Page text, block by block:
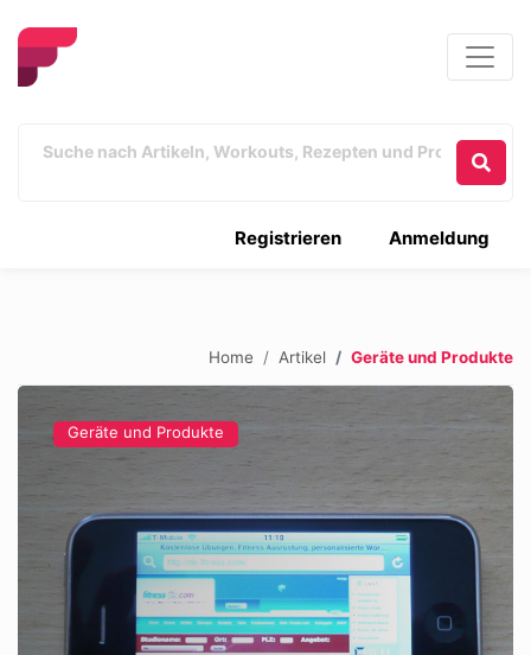
Anmeldung
Registrieren
Home Artikel Geräte und Produkte
Geräte und Produkte